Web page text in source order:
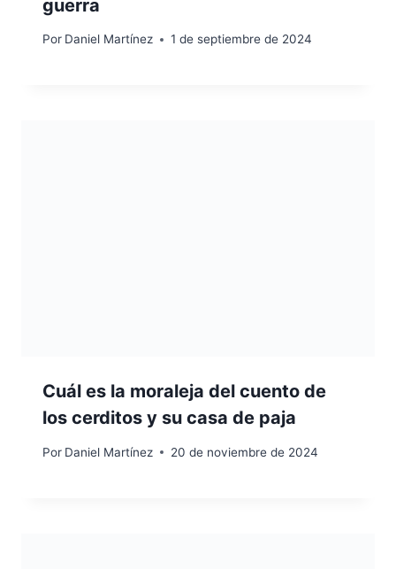
guerra
Por Daniel Martínez 1 de septiembre de 2024
Cuál es la moraleja del cuento de
los cerditos y su casa de paja
Por Daniel Martínez 20 de noviembre de 2024